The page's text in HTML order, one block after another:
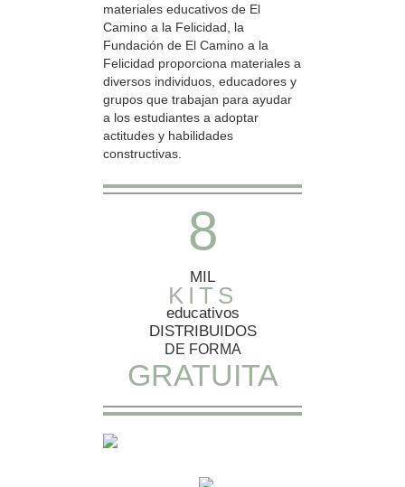
materiales educativos de El
Camino a la Felicidad, la
Fundación de El Camino a la
Felicidad proporciona materiales a
diversos individuos, educadores y
grupos que trabajan para ayudar
a los estudiantes a adoptar
actitudes y habilidades
constructivas.
8
MIL
KITS
educativos
DISTRIBUIDOS
DE FORMA
GRATUITA